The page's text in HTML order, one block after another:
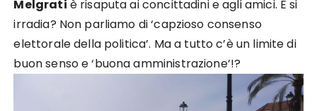
Melgrati è risaputa ai concittadini e agli amici. E si
irradia? Non parliamo di ‘capzioso consenso
elettorale della politica’. Ma a tutto c’è un limite di
buon senso e ‘buona amministrazione’!?